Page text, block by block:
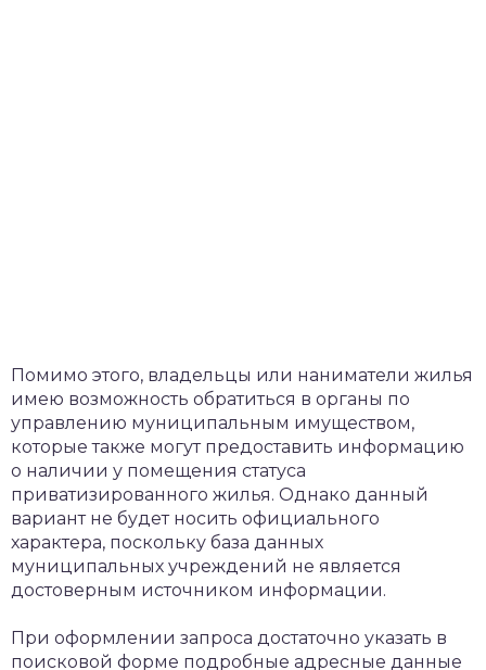
Помимо этого, владельцы или наниматели жилья
имею возможность обратиться в органы по
управлению муниципальным имуществом,
которые также могут предоставить информацию
о наличии у помещения статуса
приватизированного жилья. Однако данный
вариант не будет носить официального
характера, поскольку база данных
муниципальных учреждений не является
достоверным источником информации.
При оформлении запроса достаточно указать в
поисковой форме подробные адресные данные